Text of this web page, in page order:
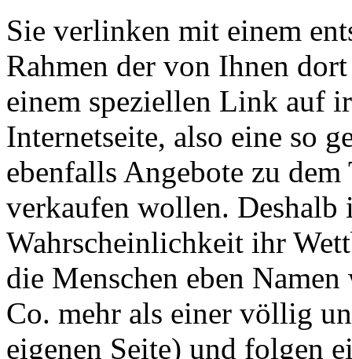
Sie verlinken mit einem
Rahmen der von Ihnen
einem speziellen Link auf
Internetseite, also eine so
ebenfalls Angebote zu
verkaufen wollen. Deshalb
Wahrscheinlichkeit ihr
die Menschen eben
Co. mehr als einer völlig
eigenen Seite) und folgen